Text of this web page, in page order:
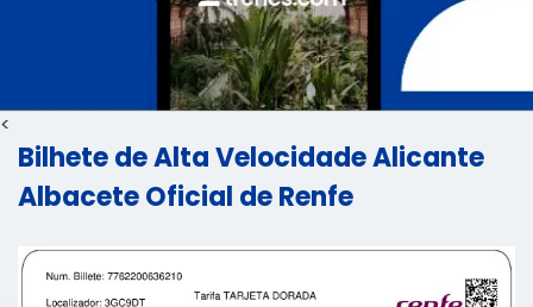
<
Bilhete de Alta Velocidade Alicante
Albacete Oficial de Renfe